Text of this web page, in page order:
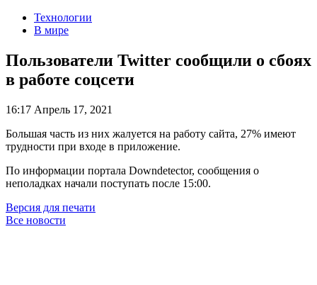
Технологии
В мире
Пользователи Twitter сообщили о сбоях
в работе соцсети
16:17 Апрель 17, 2021
Большая часть из них жалуется на работу сайта, 27% имеют
трудности при входе в приложение.
По информации портала Downdetector, сообщения о
неполадках начали поступать после 15:00.
Версия для печати
Все новости